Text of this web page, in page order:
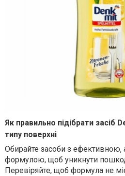
Як правильно підібрати засіб
типу поверхні
Обирайте засоби з ефективною,
формулою, щоб уникнути
Перевіряйте, щоб формула не